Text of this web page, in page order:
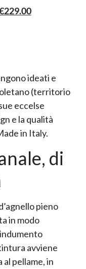
229.00
ideati e
(territorio
eccelse
e la qualità
in Italy.
di
pieno
in modo
avviene
al pellame, in